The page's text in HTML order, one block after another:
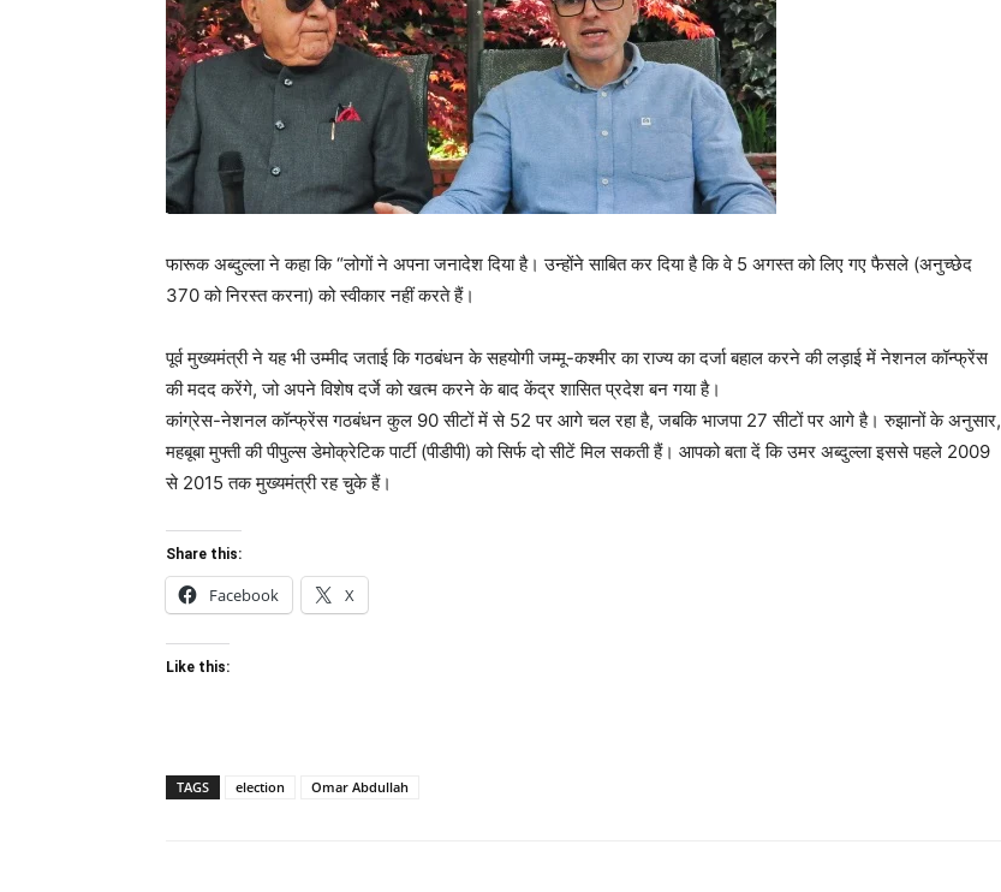
फारूक अब्दुल्ला ने कहा कि “लोगों ने अपना जनादेश दिया है। उन्होंने साबित कर दिया है कि वे 5 अगस्त को लिए गए फैसले (अनुच्छेद
370 को निरस्त करना) को स्वीकार नहीं करते हैं।
पूर्व मुख्यमंत्री ने यह भी उम्मीद जताई कि गठबंधन के सहयोगी जम्मू-कश्मीर का राज्य का दर्जा बहाल करने की लड़ाई में नेशनल कॉन्फ्रेंस
की मदद करेंगे, जो अपने विशेष दर्जे को खत्म करने के बाद केंद्र शासित प्रदेश बन गया है।
कांग्रेस-नेशनल कॉन्फ्रेंस गठबंधन कुल 90 सीटों में से 52 पर आगे चल रहा है, जबकि भाजपा 27 सीटों पर आगे है। रुझानों के अनुसार,
महबूबा मुफ्ती की पीपुल्स डेमोक्रेटिक पार्टी (पीडीपी) को सिर्फ दो सीटें मिल सकती हैं। आपको बता दें कि उमर अब्दुल्ला इससे पहले 2009
से 2015 तक मुख्यमंत्री रह चुके हैं।
Share this:
Facebook X
Like this:
TAGS election Omar Abdullah